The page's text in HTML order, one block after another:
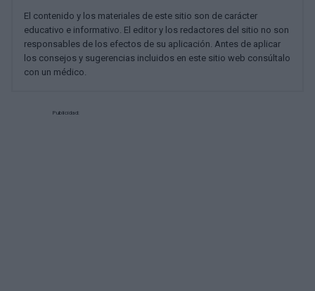
El contenido y los materiales de este sitio son de carácter
educativo e informativo. El editor y los redactores del sitio no son
responsables de los efectos de su aplicación. Antes de aplicar
los consejos y sugerencias incluidos en este sitio web consúltalo
con un médico.
Publicidad: